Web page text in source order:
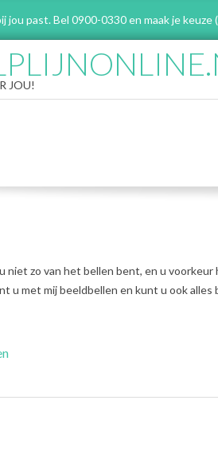
jou past. Bel 0900-0330 en maak je keuze
JOU!
niet zo van het bellen bent, en u
u met mij beeldbellen en kunt u ook